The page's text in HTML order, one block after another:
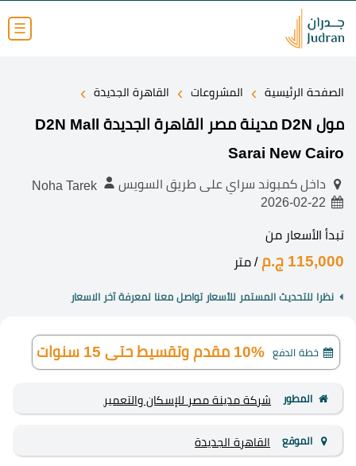
☰
الصفحة الرئيسية › المشروعات › القاهرة الجديدة ›
مول D2N مدينة مصر القاهرة الجديدة D2N Mall
Sarai New Cairo
داخل كمبوند سراي على طريق السويس
Noha Tarek
تبدأ الأسعار من
115,000 ج.م / متر
نظرا للتحديث المستمر للأسعار تواصل معنا لمعرفة آخر الاسعار
خطة الدفع 10% مقدم وتقسيط حتى 15 سنوات
المطور شركة مدينة مصر للإسكان والتعمير
الموقع القاهرة الجديدة